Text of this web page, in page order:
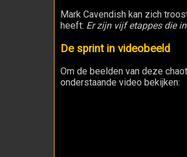
Mark Cavendish kan zich
heeft: Er zijn vijf etappes die
De sprint in videobeeld
Om de beelden van deze
onderstaande video bekijken: